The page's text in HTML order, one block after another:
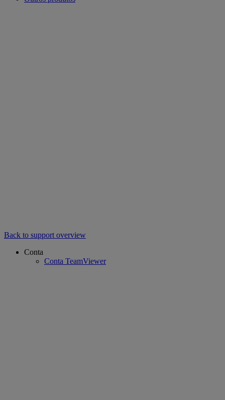
Back to support overview
Conta
Conta TeamViewer